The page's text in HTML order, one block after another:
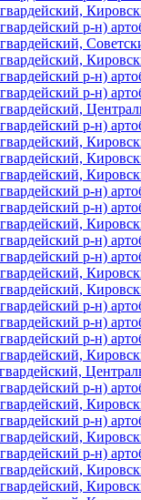
р-н)
р-н)
р-н)
р-н)
р-н)
р-н)
р-н)
р-н)
р-н)
р-н)
р-н)
р-н)
р-н)
р-н)